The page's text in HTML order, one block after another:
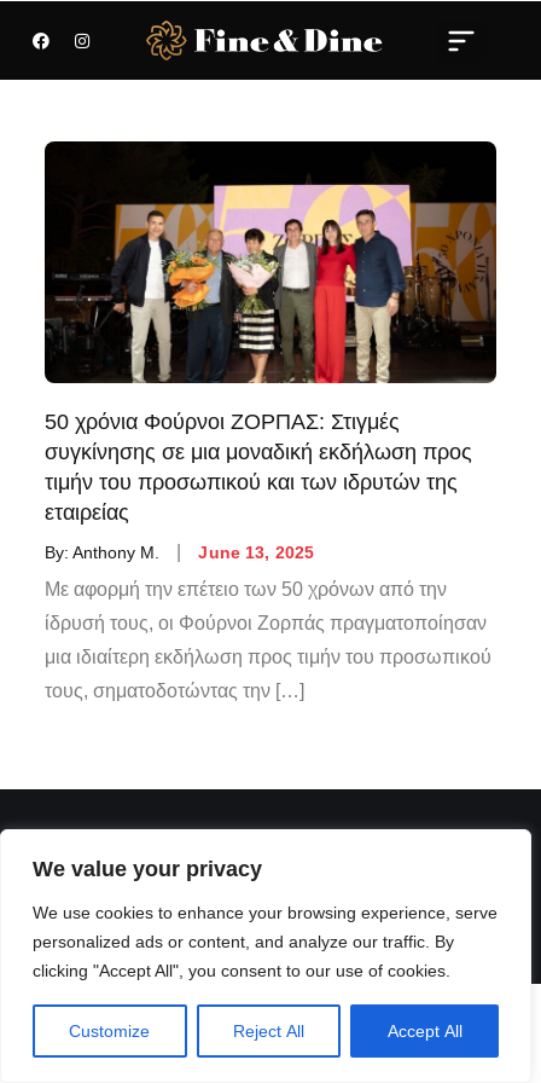
We value your privacy
We use cookies to enhance your browsing experience, serve
personalized ads or content, and analyze our traffic. By
clicking "Accept All", you consent to our use of cookies.
Customize Reject All Accept All
50 χρόνια Φούρνοι ΖΟΡΠΑΣ: Στιγμές
συγκίνησης σε μια μοναδική εκδήλωση προς
τιμήν του προσωπικού και των ιδρυτών της
εταιρείας
By:Anthony M. June 13, 2025
Με αφορμή την επέτειο των 50 χρόνων από την
ίδρυσή τους, οι Φούρνοι Ζορπάς πραγματοποίησαν
μια ιδιαίτερη εκδήλωση προς τιμήν του προσωπικού
τους, σηματοδοτώντας την […]